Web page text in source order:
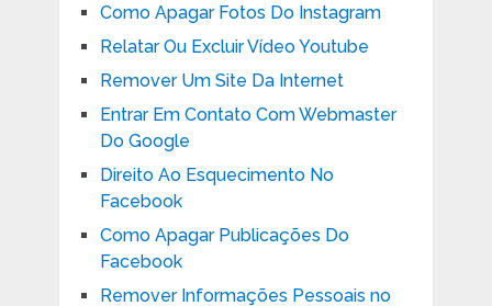
Como Apagar Fotos Do Instagram
Relatar Ou Excluir Vídeo Youtube
Remover Um Site Da Internet
Entrar Em Contato Com Webmaster
Do Google
Direito Ao Esquecimento No
Facebook
Como Apagar Publicações Do
Facebook
Remover Informações Pessoais no